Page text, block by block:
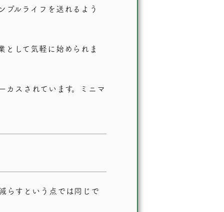
プルライフを送れるよう
として気軽に始められま
カスされています。ミニマ
らすという点では同じで